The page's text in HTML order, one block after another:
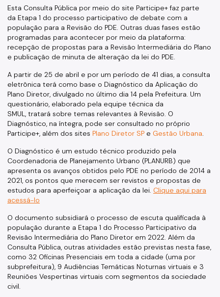
Segurança de uso das Edificações
Estação Rádio-Base
Elevadores
Locais de Reunião e Eventos
Cadastro da Edificação
CEDI - Cadastro de Edificações
Ficha Técnica
Denom. de Logradouros
Mais Serviços
Relatórios de Aprovação
Notícias
Imprensa
Esta Consulta Pública por meio do site Participe+ faz parte
da Etapa 1 do processo participativo de debate com a
população para a Revisão do PDE. Outras duas fases estão
programadas para acontecer por meio da plataforma:
recepção de propostas para a Revisão Intermediária do Plano
e publicação de minuta de alteração da lei do PDE.
A partir de 25 de abril e por um período de 41 dias, a consulta
eletrônica terá como base o Diagnóstico da Aplicação do
Plano Diretor, divulgado no último dia 14 pela Prefeitura. Um
questionário, elaborado pela equipe técnica da
SMUL, tratará sobre temas relevantes à Revisão. O
Diagnóstico, na íntegra, pode ser consultado no próprio
Participe+, além dos sites Plano Diretor SP e Gestão Urbana.
O Diagnóstico é um estudo técnico produzido pela
Coordenadoria de Planejamento Urbano (PLANURB) que
apresenta os avanços obtidos pelo PDE no período de 2014 a
2021, os pontos que merecem ser revistos e propostas de
estudos para aperfeiçoar a aplicação da lei. Clique aqui para
acessá-lo
O documento subsidiará o processo de escuta qualificada à
população durante a Etapa 1 do Processo Participativo da
Revisão Intermediária do Plano Diretor em 2022. Além da
Consulta Pública, outras atividades estão previstas nesta fase,
como 32 Oficinas Presenciais em toda a cidade (uma por
subprefeitura), 9 Audiências Temáticas Noturnas virtuais e 3
Reuniões Vespertinas virtuais com segmentos da sociedade
civil.